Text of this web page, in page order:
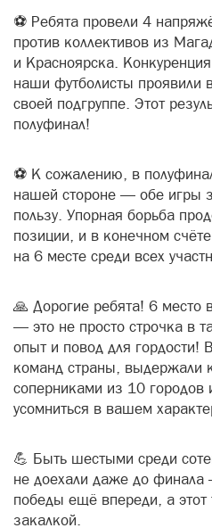
⚽ Ребята провели 4
против коллективов из
и Красноярска.
наши футболисты проявили
своей подгруппе. Этот
полуфинал!
⚽ К сожалению, в
нашей стороне — обе игры
пользу. Упорная борьба
позиции, и в конечном
на 6 месте среди всех
🙏 Дорогие ребята! 6 место
— это не просто строчка в
опыт и повод для гордости!
команд страны, выдержали
соперниками из 10 городов
усомниться в вашем
💪 Быть шестыми среди
не доехали даже до финала
победы ещё впереди, а этот
закалкой.